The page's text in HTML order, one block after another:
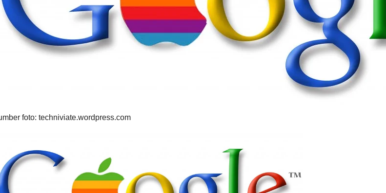
foto: techniviate.wordpress.com